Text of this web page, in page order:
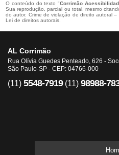
O conteúdo do texto "Corrimão
Sua reprodução, parcial ou total, mesmo
do autor. Crime de violação de direito autoral
Lei de direitos autorais
AL Corrimão
Rua Olívia Guedes Penteado, 626 -
São Paulo-SP - CEP: 04766-000
(11) 5548-7919 (11) 98988-